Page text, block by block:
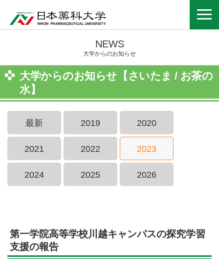
NEWS
大学からのお知らせ
大学からのお知らせ【さいたま / お茶の
水】
最新 2019 2020
2021 2022 2023
2024 2025 2026
第一学院高等学校川越キャンパスの探究学習
支援の報告